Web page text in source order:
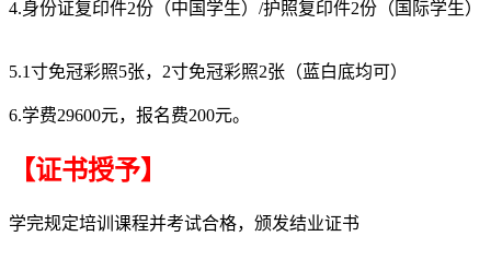
4.身份证复印件2份（中国学生）/护照复印件2份（国际学生）
5.1寸免冠彩照5张，2寸免冠彩照2张（蓝白底均可）
6.学费29600元，报名费200元。
【证书授予】
学完规定培训课程并考试合格，颁发结业证书